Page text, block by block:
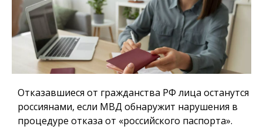
Отказавшиеся от гражданства РФ лица останутся
россиянами, если МВД обнаружит нарушения в
процедуре отказа от «российского паспорта».